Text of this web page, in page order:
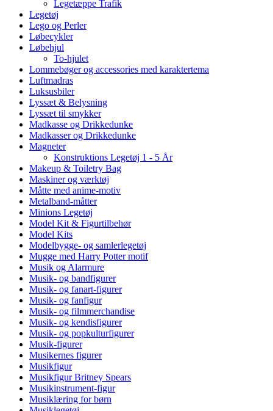
Legetæppe Trafik
Legetøj
Lego og Perler
Løbecykler
Løbehjul
To-hjulet
Lommebøger og accessories med karaktertema
Luftmadras
Luksusbiler
Lyssæt & Belysning
Lyssæt til smykker
Madkasse og Drikkedunke
Madkasser og Drikkedunke
Magneter
Konstruktions Legetøj 1 - 5 År
Makeup & Toiletry Bag
Maskiner og værktøj
Måtte med anime-motiv
Metalband-måtter
Minions Legetøj
Model Kit & Figurtilbehør
Model Kits
Modelbygge- og samlerlegetøj
Mugge med Harry Potter motif
Musik og Alarmure
Musik- og bandfigurer
Musik- og fanart-figurer
Musik- og fanfigur
Musik- og filmmerchandise
Musik- og kendisfigurer
Musik- og popkulturfigurer
Musik-figurer
Musikernes figurer
Musikfigur
Musikfigur Britney Spears
Musikinstrument-figur
Musiklæring for børn